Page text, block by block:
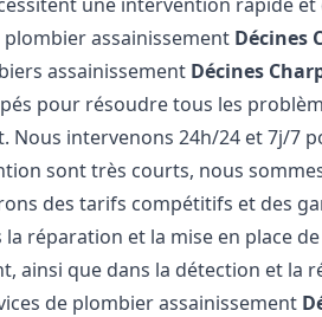
assainissement Décines
assainissement Décines
pour résoudre tous les
Nous intervenons 24h/24 et 7j/7
sont très courts, nous
des tarifs compétitifs et des
la réparation et la mise en place
ainsi que dans la détection et la
de plombier assainissement